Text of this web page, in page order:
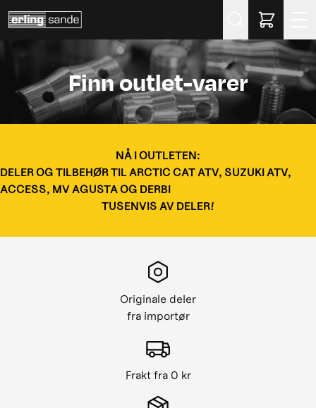
Finn outlet-varer
NÅ I OUTLETEN:
DELER OG TILBEHØR TIL ARCTIC CAT ATV, SUZUKI ATV,
ACCESS, MV AGUSTA OG DERBI
TUSENVIS AV DELER!
Originale deler
fra importør
Frakt fra 0 kr